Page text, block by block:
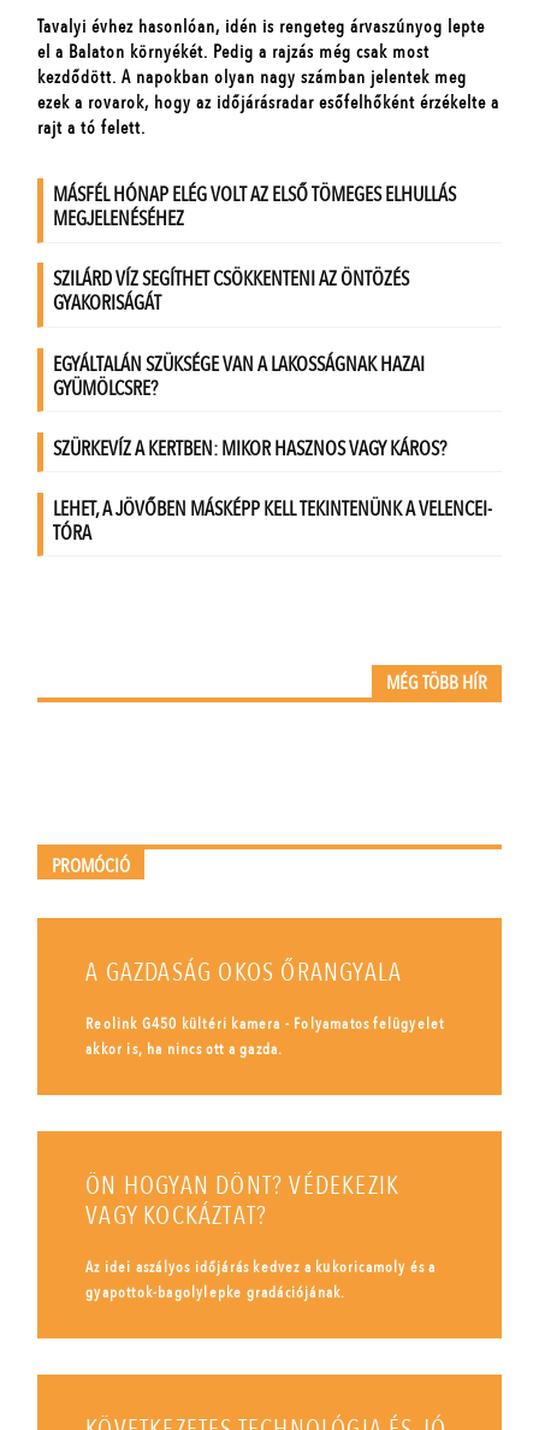
MÉG TÖBB HÍR
PROMÓCIÓ
A GAZDASÁG OKOS ŐRANGYALA
Reolink G450 kültéri kamera - Folyamatos felügyelet
akkor is, ha nincs ott a gazda.
ÖN HOGYAN DÖNT? VÉDEKEZIK
VAGY KOCKÁZTAT?
Az idei aszályos időjárás kedvez a kukoricamoly és a
gyapottok-bagolylepke gradációjának.